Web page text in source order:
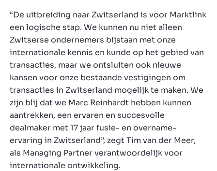
“De uitbreiding naar Zwitserland is voor Marktlink
een logische stap. We kunnen nu niet alleen
Zwitserse ondernemers bijstaan met onze
internationale kennis en kunde op het gebied van
transacties, maar we ontsluiten ook nieuwe
kansen voor onze bestaande vestigingen om
transacties in Zwitserland mogelijk te maken. We
zijn blij dat we Marc Reinhardt hebben kunnen
aantrekken, een ervaren en succesvolle
dealmaker met 17 jaar fusie- en overname-
ervaring in Zwitserland”, zegt Tim van der Meer,
als Managing Partner verantwoordelijk voor
internationale ontwikkeling.